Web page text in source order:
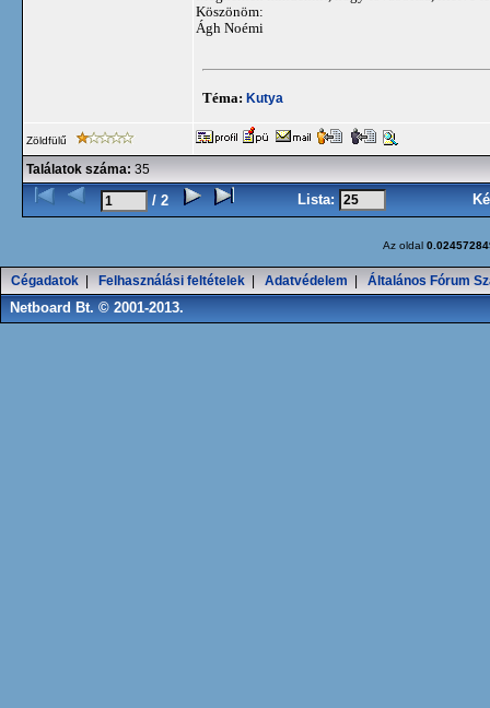
Köszönöm:
Ágh Noémi
Téma: Kutya
Zöldfülű
Találatok száma: 35
/ 2 Lista:
Az oldal
Cégadatok Felhasználási feltételek Adatvédelem Általános Fórum
Netboard Bt. © 2001-2013.